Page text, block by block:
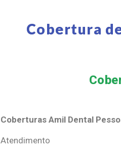
Cobertura
Coberturas Amil Dental
Coberturas Amil Dental
Atendimento